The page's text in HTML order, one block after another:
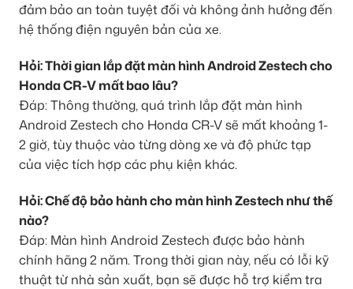
đảm bảo an toàn tuyệt đối và không ảnh hưởng đến
hệ thống điện nguyên bản của xe.
Hỏi: Thời gian lắp đặt màn hình Android Zestech cho
Honda CR-V mất bao lâu?
Đáp: Thông thường, quá trình lắp đặt màn hình
Android Zestech cho Honda CR-V sẽ mất khoảng 1-
2 giờ, tùy thuộc vào từng dòng xe và độ phức tạp
của việc tích hợp các phụ kiện khác.
Hỏi: Chế độ bảo hành cho màn hình Zestech như thế
nào?
Đáp: Màn hình Android Zestech được bảo hành
chính hãng 2 năm. Trong thời gian này, nếu có lỗi kỹ
thuật từ nhà sản xuất, bạn sẽ được hỗ trợ kiểm tra